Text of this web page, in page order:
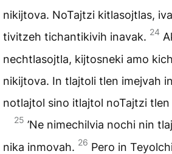
nikijtova. NoTajtzi kitlasojtlas,
tivitzeh tichantikivih inavak. 24
nechtlasojtla, kijtosneki amo
nikijtova. In tlajtoli tlen imejvah
notlajtol sino itlajtol noTajtzi
25 ’Ne nimechilvia nochi nin
nika inmovah. 26 Pero in